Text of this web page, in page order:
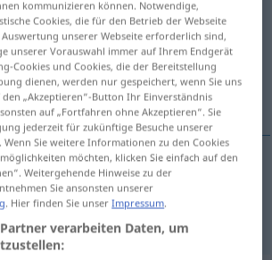
Übersetzung anklicken/antippen)
kommunizieren können. Notwendige,
Cookies, die für den Betrieb der Webseite
unserer Webseite erforderlich sind,
unserer Vorauswahl immer auf Ihrem Endgerät
Cookies und Cookies, die der Bereitstellung
dienen, werden nur gespeichert, wenn Sie uns
„Akzeptieren“-Button Ihr Einverständnis
auf „Fortfahren ohne Akzeptieren“. Sie
jederzeit für zukünftige Besuche unserer
Sie weitere Informationen zu den Cookies
möchten, klicken Sie einfach auf den
Weitergehende Hinweise zu der
Sie ansonsten unserer
. Hier finden Sie unserImpressum
verarbeiten Daten, um